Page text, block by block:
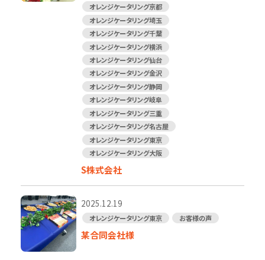
オレンジケータリング京都
オレンジケータリング埼玉
オレンジケータリング千葉
オレンジケータリング横浜
オレンジケータリング仙台
オレンジケータリング金沢
オレンジケータリング静岡
オレンジケータリング岐阜
オレンジケータリング三重
オレンジケータリング名古屋
オレンジケータリング東京
オレンジケータリング大阪
S株式会社
2025.12.19
オレンジケータリング東京 お客様の声
某合同会社様